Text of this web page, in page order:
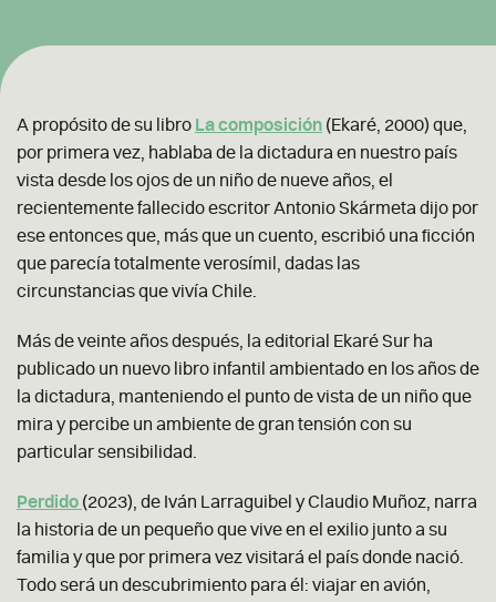
A propósito de su libro La composición (Ekaré, 2000) que,
por primera vez, hablaba de la dictadura en nuestro país
vista desde los ojos de un niño de nueve años, el
recientemente fallecido escritor Antonio Skármeta dijo por
ese entonces que, más que un cuento, escribió una ficción
que parecía totalmente verosímil, dadas las
circunstancias que vivía Chile.
Más de veinte años después, la editorial Ekaré Sur ha
publicado un nuevo libro infantil ambientado en los años de
la dictadura, manteniendo el punto de vista de un niño que
mira y percibe un ambiente de gran tensión con su
particular sensibilidad.
Perdido (2023), de Iván Larraguibel y Claudio Muñoz, narra
la historia de un pequeño que vive en el exilio junto a su
familia y que por primera vez visitará el país donde nació.
Todo será un descubrimiento para él: viajar en avión,